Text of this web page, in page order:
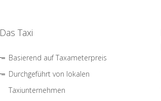
Das Taxi
Basierend auf Taxameterpreis
Durchgeführt von lokalen
Taxiunternehmen